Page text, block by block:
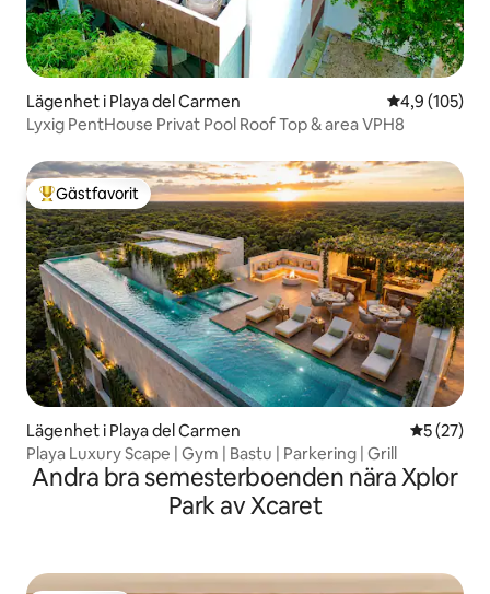
Lägenhet i Playa del Carmen 4,9 av 5 i
4,9 (105)
Lyxig PentHouse Privat Pool Roof Top & area VPH8
Populär gästfavorit
Gästfavorit
Lägenhet i Playa del Carmen 5 av 5 i
5 (27)
Playa Luxury Scape | Gym | Bastu | Parkering | Grill
Andra bra semesterboenden nära Xplor
Park av Xcaret